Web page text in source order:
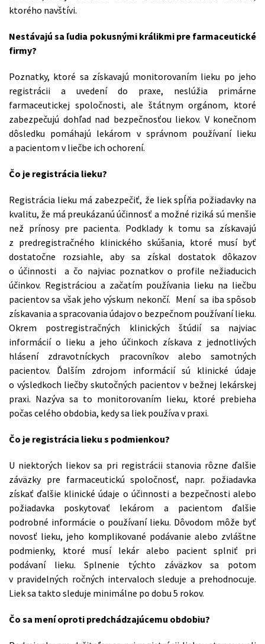
ktorého navštívi.
Nestávajú sa ľudia pokusnými králikmi pre farmaceutické
firmy?
Poznatky, ktoré sa získavajú monitorovaním lieku po jeho
registrácii a uvedení do praxe, neslúžia primárne
farmaceutickej spoločnosti, ale štátnym orgánom, ktoré
zabezpečujú dohľad nad bezpečnosťou liekov. V konečnom
dôsledku pomáhajú lekárom v správnom používaní lieku
a pacientom v liečbe ich ochorení.
Čo je registrácia lieku?
Registrácia lieku má zabezpečiť, že liek spĺňa požiadavky na
kvalitu, že má preukázanú účinnosť a možné riziká sú menšie
než prínosy pre pacienta. Podklady k tomu sa získavajú
z predregistračného klinického skúšania, ktoré musí byť
dostatočne rozsiahle, aby sa získal dostatok dôkazov
o účinnosti a čo najviac poznatkov o profile nežiaducich
účinkov. Registráciou a začatím používania lieku na liečbu
pacientov sa však jeho výskum nekončí. Mení sa iba spôsob
získavania a spracovania údajov o bezpečnom používaní lieku.
Okrem postregistračných klinických štúdií sa najviac
informácií o lieku a jeho účinkoch získava z jednotlivých
hlásení zdravotníckych pracovníkov alebo samotných
pacientov. Ďalším zdrojom informácií sú klinické údaje
o výsledkoch liečby skutočných pacientov v bežnej lekárskej
praxi. Nazýva sa to monitorovaním lieku, ktoré prebieha
počas celého obdobia, kedy sa liek používa v praxi.
Čo je registrácia lieku s podmienkou?
U niektorých liekov sa pri registrácii stanovia rôzne ďalšie
záväzky pre farmaceutickú spoločnosť, napr. požiadavka
získať ďalšie klinické údaje o účinnosti a bezpečnosti alebo
požiadavka poskytovať lekárom a pacientom ďalšie
podrobné informácie o používaní lieku. Dôvodom môže byť
novosť lieku, jeho komplikované podávanie alebo zvláštne
podmienky, ktoré musí lekár alebo pacient splniť pri
podávaní lieku. Splnenie týchto záväzkov sa potom
v pravidelných ročných intervaloch sleduje a prehodnocuje.
Liek sa takto sleduje minimálne po dobu 5 rokov.
Čo sa mení oproti predchádzajúcemu obdobiu?